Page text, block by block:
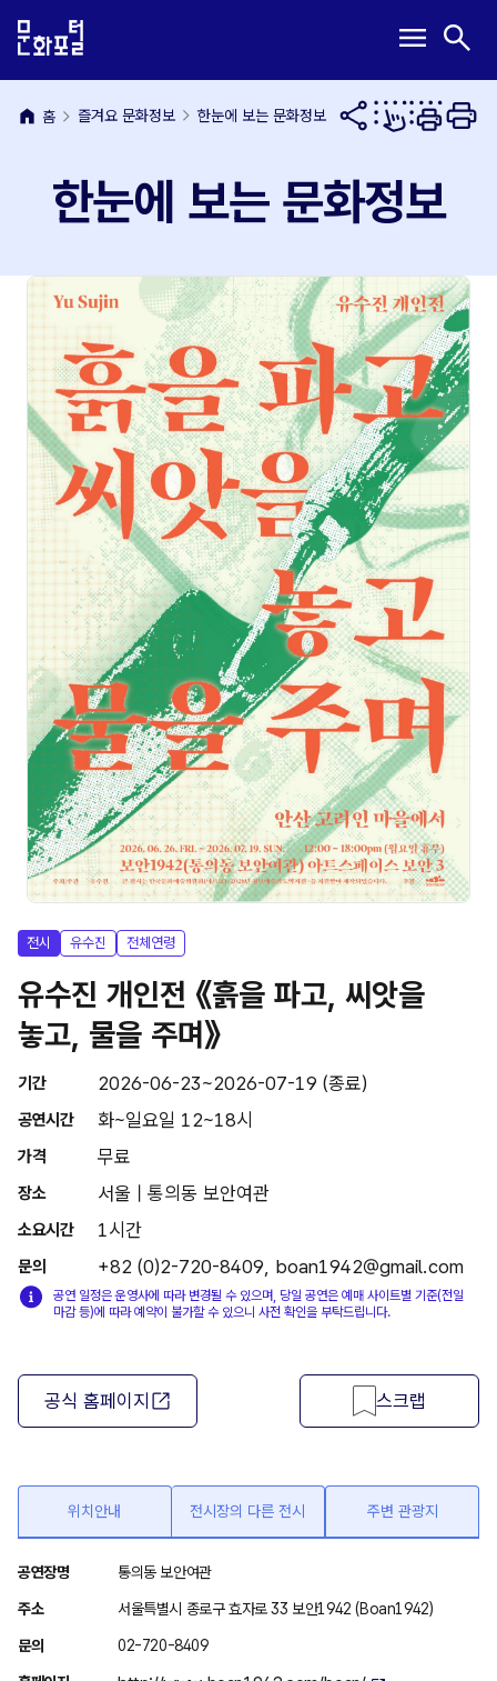
문
내
용
메
뉴
바
메
열
기
menu 검
열
기
search
home 홈 즐겨요 문화정보 한눈에 보는 문화정보
한눈에 보는 문화정보
전시 유수진 전체연령
유수진 개인전 《흙을 파고, 씨앗을
놓고, 물을 주며》
기간 2026-06-23~2026-07-19 (종료)
공연시간 화~일요일 12~18시
가격 무료
장소 서울 | 통의동 보안여관
소요시간 1시간
문의 +82 (0)2-720-8409, boan1942@gmail.com
공연 일정은 운영사에 따라 변경될 수 있으며, 당일 공연은 예매 사이트별 기준(전일
마감 등)에 따라 예약이 불가할 수 있으니 사전 확인을 부탁드립니다.
공식 홈페이지 스크랩
위치안내 전시장의 다른 전시 주변 관광지
위
치
안
공연장명 통의동 보안여관
주소 서울특별시 종로구 효자로 33 보안1942 (Boan1942)
문의 02-720-8409